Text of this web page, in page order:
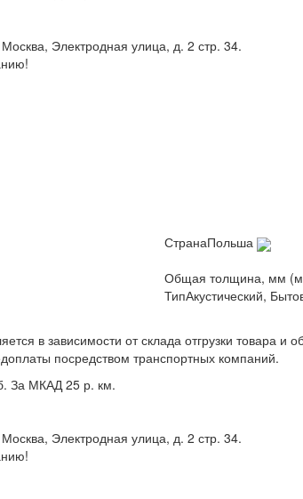
Электродная улица, д. 2 стр. 34.
СтранаПольша
Общая толщина, мм
ТипАкустический,
в зависимости от склада отгрузки товара и
посредством транспортных компаний.
За МКАД 25 р. км.
Электродная улица, д. 2 стр. 34.